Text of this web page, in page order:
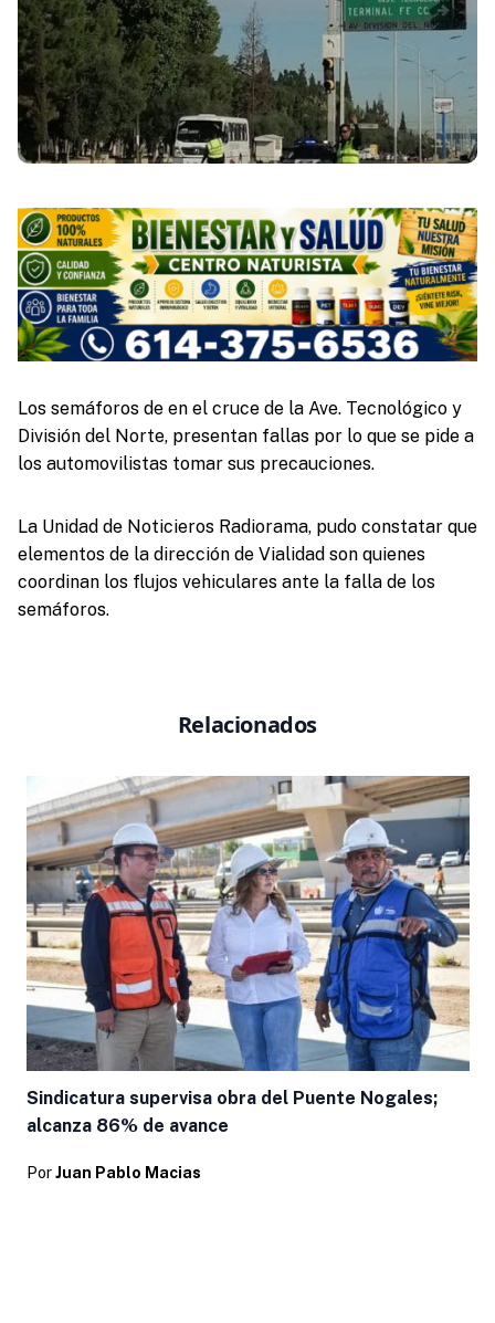
Los semáforos de en el cruce de la Ave. Tecnológico y
División del Norte, presentan fallas por lo que se pide a
los automovilistas tomar sus precauciones.
La Unidad de Noticieros Radiorama, pudo constatar que
elementos de la dirección de Vialidad son quienes
coordinan los flujos vehiculares ante la falla de los
semáforos.
Relacionados
Sindicatura supervisa obra del Puente Nogales;
alcanza 86% de avance
Por Juan Pablo Macias